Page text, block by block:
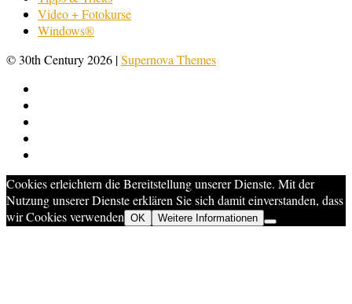
Video + Fotokurse
Windows®
© 30th Century 2026 |Supernova Themes
Cookies erleichtern die Bereitstellung unserer Dienste. Mit der
Nutzung unserer Dienste erklären Sie sich damit einverstanden, dass
wir Cookies verwenden OK Weitere Informationen